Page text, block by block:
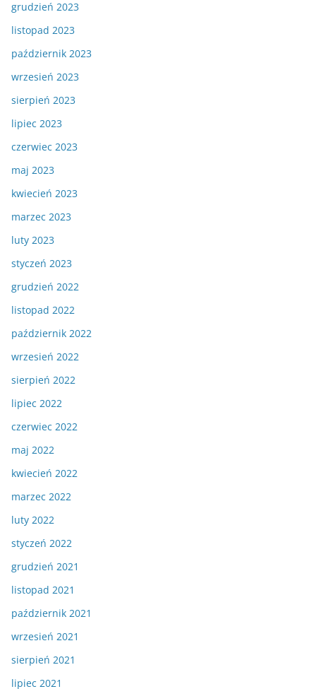
grudzień 2023
listopad 2023
październik 2023
wrzesień 2023
sierpień 2023
lipiec 2023
czerwiec 2023
maj 2023
kwiecień 2023
marzec 2023
luty 2023
styczeń 2023
grudzień 2022
listopad 2022
październik 2022
wrzesień 2022
sierpień 2022
lipiec 2022
czerwiec 2022
maj 2022
kwiecień 2022
marzec 2022
luty 2022
styczeń 2022
grudzień 2021
listopad 2021
październik 2021
wrzesień 2021
sierpień 2021
lipiec 2021